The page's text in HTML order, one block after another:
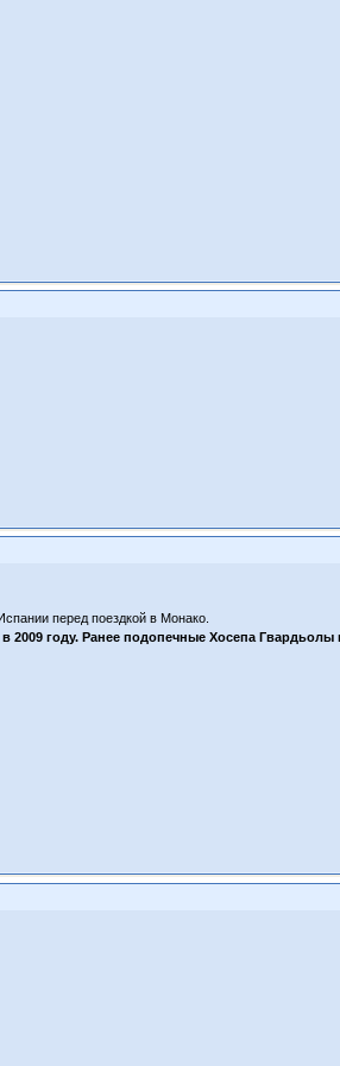
перед поездкой в Монако.
в 2009 году. Ранее подопечные Хосепа